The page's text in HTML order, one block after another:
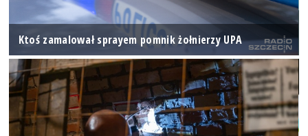
Ktoś zamalował sprayem pomnik żołnierzy UPA